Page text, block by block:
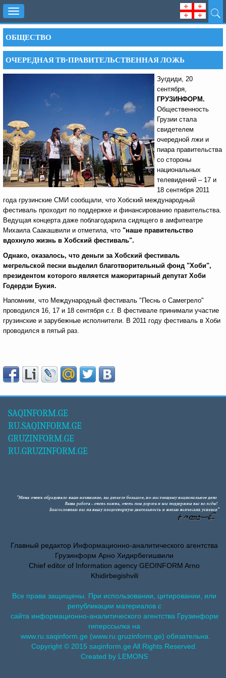
Toggle
navigation
ОБЩЕСТВО
ОЧЕРЕДНАЯ ТВ-ПРАВИТЕЛЬСТВЕННАЯ ЛОЖЬ
Зугдиди, 20
сентября,
ГРУЗИНФОРМ.
Общественность
Грузии стала
свидетелем
очередной лжи и
пиара правительства
со стороны
национальных
телевидений – 17 и
18 сентября 2011
года грузинские СМИ сообщали, что Хобский международный
фестиваль проходит по поддержке и финансированию правительства.
Ведущая концерта даже поблагодарила сидящего в амфитеатре
Михаила Саакашвили и отметила, что "наше правительство
вдохнуло жизнь в Хобский фестиваль".
Однако, оказалось, что деньги за Хобский фестиваль
мегрельской песни выделил благотворительный фонд "Хоби",
президентом которого является мажоритарный депутат Хоби
Годердзи Букия.
Напомним, что Международный фестиваль "Песнь о Самегрело"
проводился 16, 17 и 18 сентября с.г. В фестивале принимали участие
грузинские и зарубежные исполнители. В 2011 году фестиваль в Хоби
проводился в пятый раз.
SAQINFORM.GE
RU.SAQINFORM.GE
GRUZINFORM.GE
RU.GRUZINFORM.GE
Главный редактор Информационно-аналитического агентства
Грузинформ Арно Хидирбегишвили
Chief editor of Information agency GEOINFORM Arno
Khidirbegishvili
Все права защищены. При использовании, цитировании, или
републикации материалов с
сайта информационно-аналитического агентства Грузинформ
гиперссылка на
www.ru.saqinform.ge (www.ru.gruzinform.ge) обязательна.
Copyright © 2015 saqinform.ge All Rights Reserved.
Created by LEMONS